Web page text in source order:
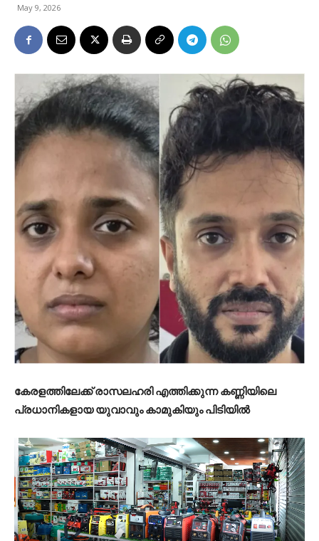
May 9, 2026
കേരളത്തിലേക്ക് രാസലഹരി എത്തിക്കുന്ന കണ്ണിയിലെ
പ്രധാനികളായ യുവാവും കാമുകിയും പിടിയിൽ